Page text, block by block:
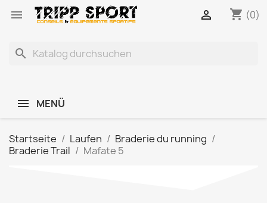
 shopping_cart (0)

search
MENÜ
Startseite Laufen
Braderie du running
Braderie Trail
Mafate 5